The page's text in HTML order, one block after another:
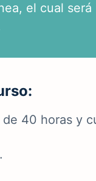
el cual
40 horas y